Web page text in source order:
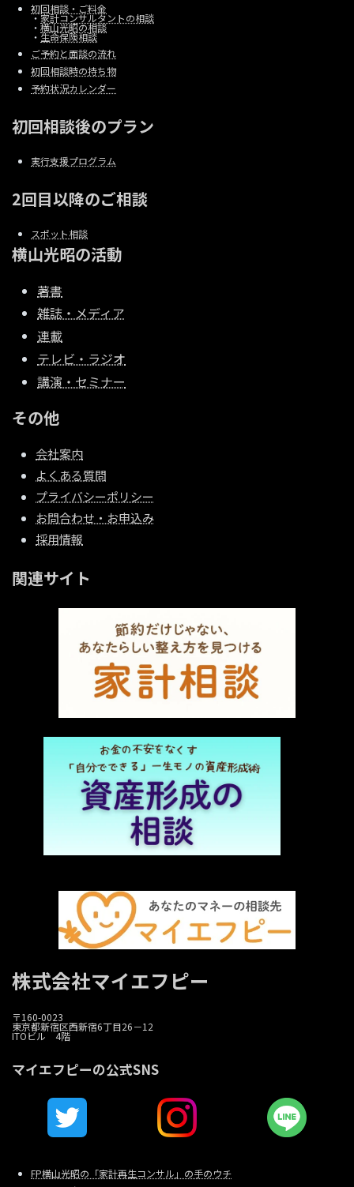
初回相談・ご料金
・家計コンサルタントの相談
・ 横山光昭の相談
・ 生命保険相談
ご予約と面談の流れ
初回相談時の持ち物
予約状況カレンダー
初回相談後のプラン
実行支援プログラム
2回目以降のご相談
スポット相談
横山光昭の活動
著書
雑誌・メディア
連載
テレビ・ラジオ
講演・セミナー
その他
会社案内
よくある質問
プライバシーポリシー
お問合わせ・お申込み
採用情報
関連サイト
株式会社マイエフピー
〒160-0023
東京都新宿区西新宿6丁目26－12
ITOビル 4階
マイエフピーの公式SNS
FP横山光昭の「家計再生コンサル」の手のウチ